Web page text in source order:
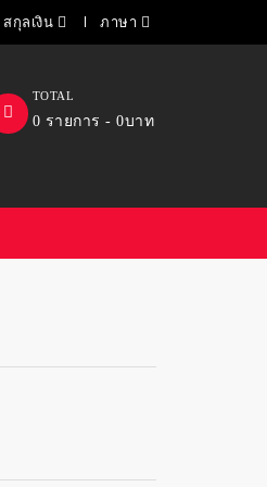
สกุลเงิน ภาษา
TOTAL
0 รายการ - 0บาท